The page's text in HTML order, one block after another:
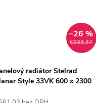
€933,37
–26 %
radiátor Stelrad
Style 33VK 600 x 2300